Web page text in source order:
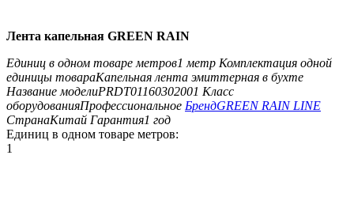
Лента капельная GREEN RAIN
Единиц в одном товаре метров1 метр Комплектация одной
единицы товараКапельная лента эмиттерная в бухте
Название моделиPRDT01160302001 Класс
оборудованияПрофессиональное БрендGREEN RAIN LINE
СтранаКитай Гарантия1 год
Единиц в одном товаре метров:
1